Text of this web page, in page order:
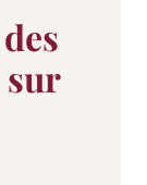
sur